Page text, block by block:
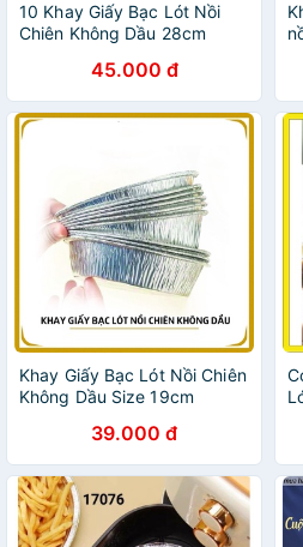
10 Khay Giấy Bạc Lót Nồi
Chiên Không Dầu 28cm
45.000 đ
Khay Giấy Bạc Lót Nồi Chiên
Không Dầu Size 19cm
39.000 đ